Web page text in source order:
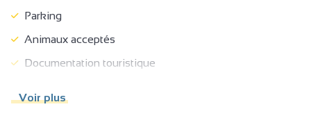
Parking
Animaux acceptés
Documentation touristique
Voir plus